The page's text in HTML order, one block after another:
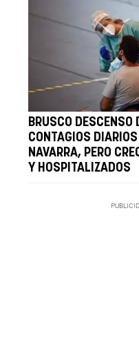
BRUSCO DESCENSO
CONTAGIOS DIARIOS
NAVARRA, PERO
Y HOSPITALIZADOS